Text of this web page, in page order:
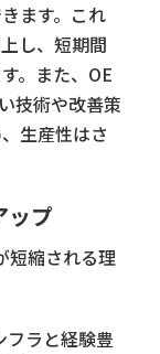
ます。これ
し、短期間
。また、OE
技術や改善策
生産性はさ
ップ
短縮される理
フラと経験豊